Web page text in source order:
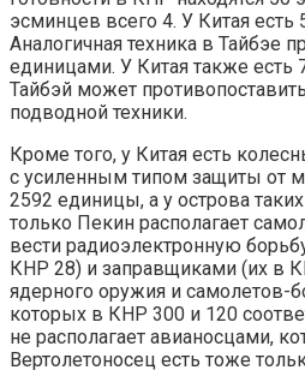
эсминцев всего 4. У Китая есть
Аналогичная техника в Тайбэе
единицами. У Китая также есть
Тайбэй может
подводной техники.
Кроме того, у Китая есть
с усиленным типом защиты от
2592 единицы, а у острова
только Пекин располагает
вести радиоэлектронную
КНР 28) и заправщиками (их в
ядерного оружия и самолетов-
которых в КНР 300 и 120
не располагает авианосцами,
Вертолетоносец есть тоже